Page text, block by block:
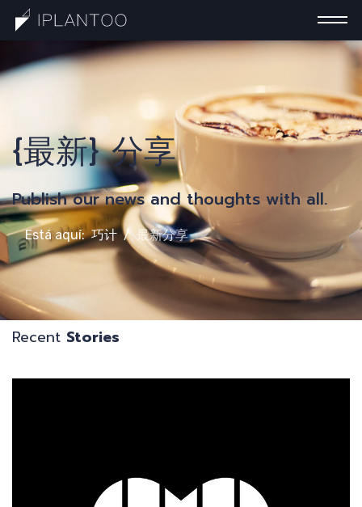
{最新} 分享
Publish our news and thoughts with all.
Está aquí:巧计 最新分享
Recent Stories